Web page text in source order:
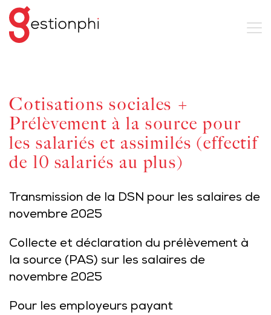
Cotisations sociales +
Prélèvement à la source pour
les salariés et assimilés (effectif
de 10 salariés au plus)
Transmission de la DSN pour les salaires de
novembre 2025
Collecte et déclaration du prélèvement à
la source (PAS) sur les salaires de
novembre 2025
Pour les employeurs payant